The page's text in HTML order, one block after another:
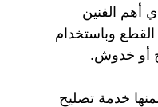
أهم الفنين
وباستخدام
أو خدوش.
خدمة تصليح